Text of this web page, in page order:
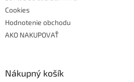
Cookies
Hodnotenie obchodu
AKO NAKUPOVAŤ
Nákupný košík